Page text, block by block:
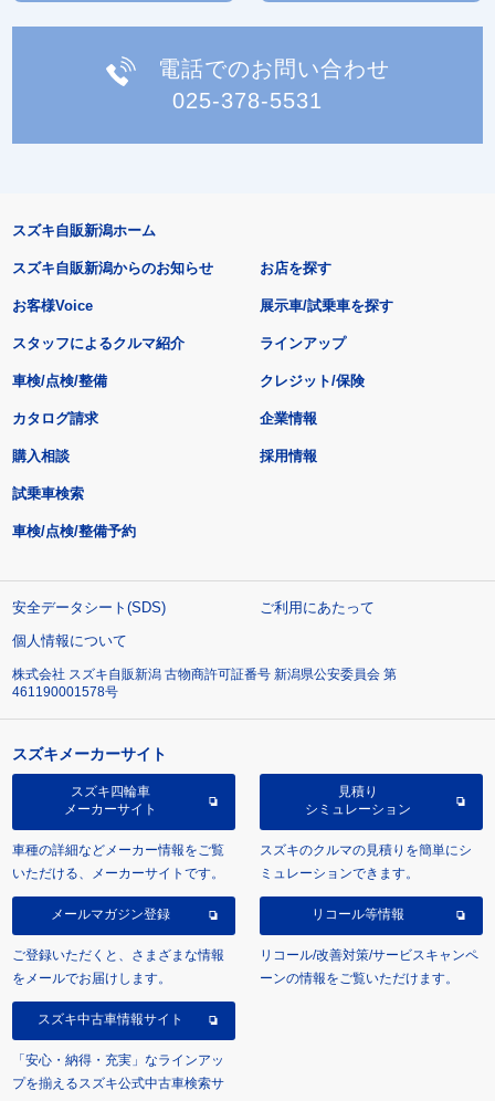
電話でのお問い合わせ
025-378-5531
スズキ自販新潟ホーム
スズキ自販新潟からのお知らせ
お客様Voice
スタッフによるクルマ紹介
お店を探す
展示車/試乗車を探す
ラインアップ
車検/点検/整備 クレジット/保険
カタログ請求
購入相談
試乗車検索
車検/点検/整備予約
企業情報
採用情報
安全データシート(SDS)
ご利用にあたって
個人情報について
株式会社 スズキ自販新潟 古物商許可証番号 新潟県公安委員会 第
461190001578号
スズキメーカーサイト
スズキ四輪車
メーカーサイト
車種の詳細などメーカー情報をご覧
いただける、メーカーサイトです。
見積り
シミュレーション
スズキのクルマの見積りを簡単にシ
ミュレーションできます。
メールマガジン登録
ご登録いただくと、さまざまな情報
をメールでお届けします。
リコール等情報
リコール/改善対策/サービスキャンペ
ーンの情報をご覧いただけます。
スズキ中古車情報サイト
「安心・納得・充実」なラインアッ
プを揃えるスズキ公式中古車検索サ